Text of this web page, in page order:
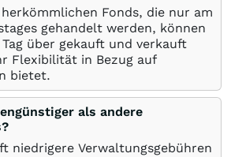
Fonds, die nur am
gehandelt werden, können
Tag über gekauft und verkauft
Flexibilität in Bezug auf
bietet.
als andere
niedrigere Verwaltungsgebühren